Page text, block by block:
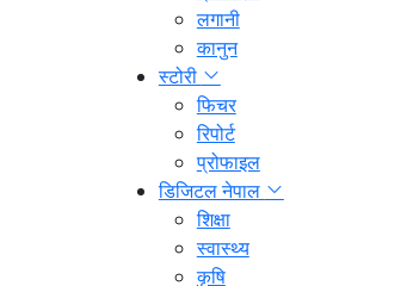
लगानी
कानुन
स्टोरी
फिचर
रिपोर्ट
प्रोफाइल
डिजिटल नेपाल
शिक्षा
स्वास्थ्य
कृषि